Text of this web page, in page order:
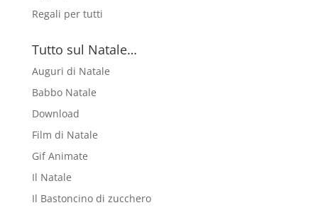
Regali per tutti
Tutto sul Natale…
Auguri di Natale
Babbo Natale
Download
Film di Natale
Gif Animate
Il Natale
Il Bastoncino di zucchero